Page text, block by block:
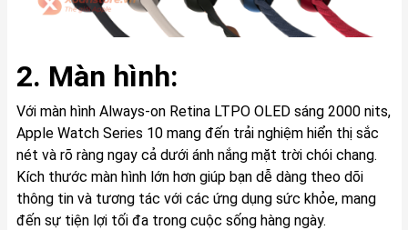
2. Màn hình:
Với màn hình Always-on Retina LTPO OLED sáng 2000 nits,
Apple Watch Series 10 mang đến trải nghiệm hiển thị sắc
nét và rõ ràng ngay cả dưới ánh nắng mặt trời chói chang.
Kích thước màn hình lớn hơn giúp bạn dễ dàng theo dõi
thông tin và tương tác với các ứng dụng sức khỏe, mang
đến sự tiện lợi tối đa trong cuộc sống hàng ngày.